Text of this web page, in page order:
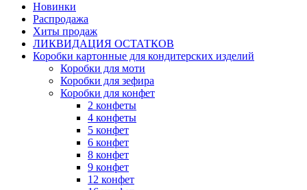
Новинки
Распродажа
Хиты продаж
ЛИКВИДАЦИЯ ОСТАТКОВ
Коробки картонные для кондитерских изделий
Коробки для моти
Коробки для зефира
Коробки для конфет
2 конфеты
4 конфеты
5 конфет
6 конфет
8 конфет
9 конфет
12 конфет